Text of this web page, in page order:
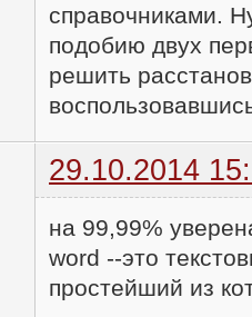
справочниками.
подобию двух
решить
29.10.2014
на 99,99%
word --это
простейший из